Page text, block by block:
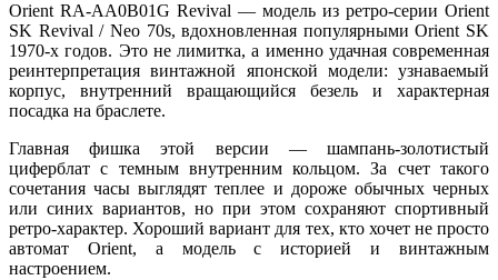
Orient RA-AA0B01G Revival — модель из ретро-серии Orient
SK Revival / Neo 70s, вдохновленная популярными Orient SK
1970-х годов. Это не лимитка, а именно удачная современная
реинтерпретация винтажной японской модели: узнаваемый
корпус, внутренний вращающийся безель и характерная
посадка на браслете.
Главная фишка этой версии — шампань-золотистый
циферблат с темным внутренним кольцом. За счет такого
сочетания часы выглядят теплее и дороже обычных черных
или синих вариантов, но при этом сохраняют спортивный
ретро-характер. Хороший вариант для тех, кто хочет не просто
автомат Orient, а модель с историей и винтажным
настроением.